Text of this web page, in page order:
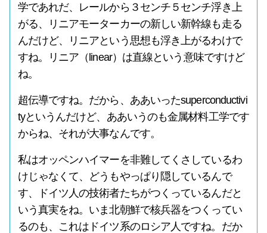
学であれだ、レールから３センチ５センチ浮き上
がる、リニアモーターカーの新しい新幹線も走る
んだけど、リニアという思想も浮き上がるわけで
すね。リニア（linear）は直線という意味ですけど
ね。
超伝導ですね。だから、ああいったsuperconductivi
tyというんだけど、ああいうのも金属材料工学です
からね、それが大事なんです。
私はオッペンハイマーを非難してくさしているわ
けじゃなくて、どうもやっぱり隠しているんで
す、ドイツ人の技術者たちがつくっているんだと
いう真実をね。いま北朝鮮で核兵器をつくってい
るのも、これはドイツ系のロシア人ですね。だか